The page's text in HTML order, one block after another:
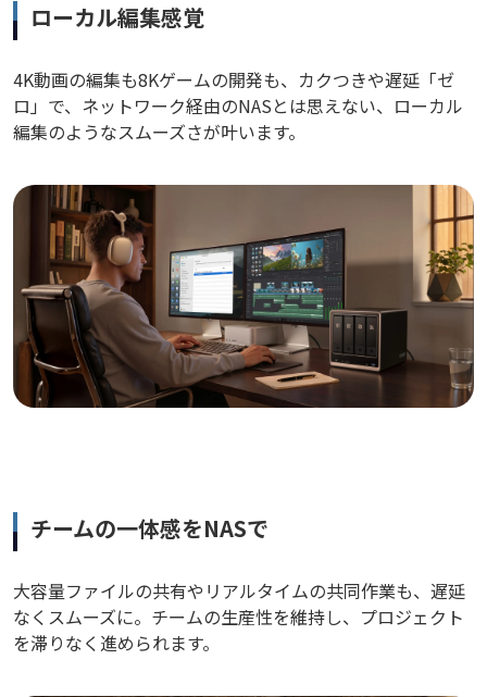
ローカル編集感覚
4K動画の編集も8Kゲームの開発も、カクつきや遅延「ゼ
ロ」で、ネットワーク経由のNASとは思えない、ローカル
編集のようなスムーズさが叶います。
チームの一体感をNASで
大容量ファイルの共有やリアルタイムの共同作業も、遅延
なくスムーズに。チームの生産性を維持し、プロジェクト
を滞りなく進められます。